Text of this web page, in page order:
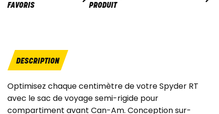
FAVORIS
PRODUIT
DESCRIPTION
Optimisez chaque centimètre de votre Spyder RT
avec le sac de voyage semi-rigide pour
compartiment avant Can-Am. Conception sur-